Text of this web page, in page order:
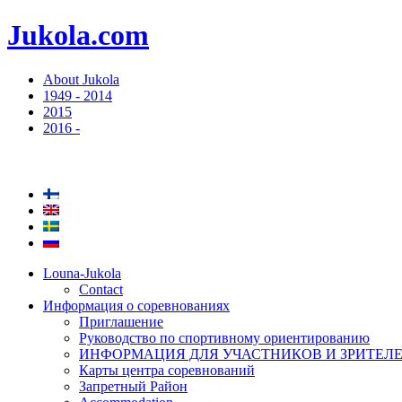
Jukola.com
About Jukola
1949 - 2014
2015
2016 -
Louna-Jukola
Contact
Информация о соревнованиях
Приглашение
Руководство по спортивному ориентированию
ИНФОРМАЦИЯ ДЛЯ УЧАСТНИКОВ И
Карты центра соревнований
Запретный Район